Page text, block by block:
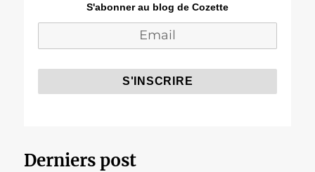
S'abonner au blog de Cozette
Derniers post